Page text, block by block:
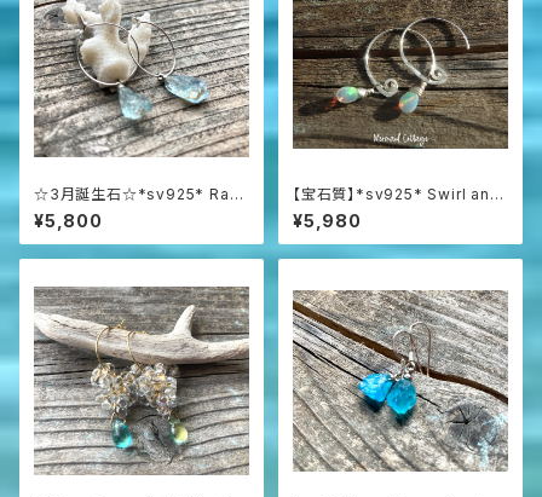
☆3月誕生石☆*sv925* Raw
Aquamarine アクアマリン原石
の一粒ピアス
¥5,800
【宝石質】*sv925* Swirl and
Opal プレシャスオパールの渦
巻きピアス☆AAAAA
¥5,980